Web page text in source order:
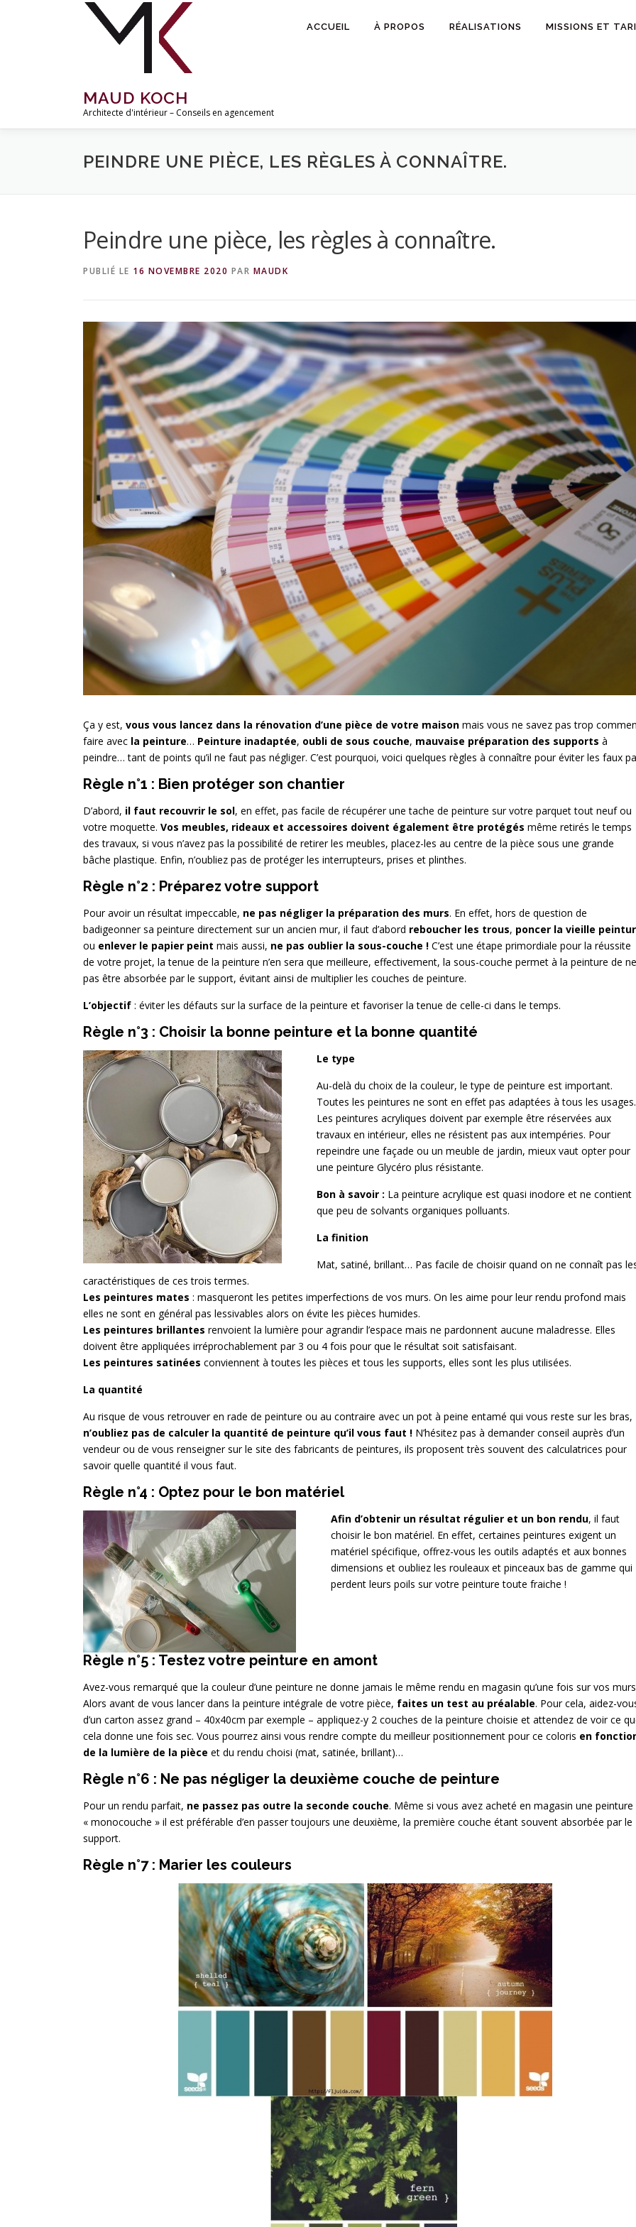
MAUD KOCH
Architecte d'intérieur – Conseils en agencement
ACCUEIL À PROPOS RÉALISATIONS MISSIONS ET
PEINDRE UNE PIÈCE, LES RÈGLES À CONNAÎTRE.
Peindre une pièce, les règles à connaître.
PUBLIÉ LE 16 NOVEMBRE 2020 PAR MAUDK
Ça y est, vous vous lancez dans la rénovation d’une pièce de votre maison mais vous ne savez pas trop
faire avec la peinture… Peinture inadaptée, oubli de sous couche, mauvaise préparation des supports à
peindre… tant de points qu’il ne faut pas négliger. C’est pourquoi, voici quelques règles à connaître pour éviter les faux
Règle n°1 : Bien protéger son chantier
D’abord, il faut recouvrir le sol, en effet, pas facile de récupérer une tache de peinture sur votre parquet tout neuf ou
votre moquette. Vos meubles, rideaux et accessoires doivent également être protégés même retirés le temps
des travaux, si vous n’avez pas la possibilité de retirer les meubles, placez-les au centre de la pièce sous une grande
bâche plastique. Enfin, n’oubliez pas de protéger les interrupteurs, prises et plinthes.
Règle n°2 : Préparez votre support
Pour avoir un résultat impeccable, ne pas négliger la préparation des murs. En effet, hors de question de
badigeonner sa peinture directement sur un ancien mur, il faut d’abord reboucher les trous, poncer la vieille
ou enlever le papier peint mais aussi, ne pas oublier la sous-couche ! C’est une étape primordiale pour la réussite
de votre projet, la tenue de la peinture n’en sera que meilleure, effectivement, la sous-couche permet à la peinture de ne
pas être absorbée par le support, évitant ainsi de multiplier les couches de peinture.
L’objectif : éviter les défauts sur la surface de la peinture et favoriser la tenue de celle-ci dans le temps.
Règle n°3 : Choisir la bonne peinture et la bonne quantité
Le type
Au-delà du choix de la couleur, le type de peinture est important.
Toutes les peintures ne sont en effet pas adaptées à tous les usages.
Les peintures acryliques doivent par exemple être réservées aux
travaux en intérieur, elles ne résistent pas aux intempéries. Pour
repeindre une façade ou un meuble de jardin, mieux vaut opter pour
une peinture Glycéro plus résistante.
Bon à savoir : La peinture acrylique est quasi inodore et ne contient
que peu de solvants organiques polluants.
La finition
Mat, satiné, brillant… Pas facile de choisir quand on ne connaît pas
caractéristiques de ces trois termes.
Les peintures mates : masqueront les petites imperfections de vos murs. On les aime pour leur rendu profond mais
elles ne sont en général pas lessivables alors on évite les pièces humides.
Les peintures brillantes renvoient la lumière pour agrandir l’espace mais ne pardonnent aucune maladresse. Elles
doivent être appliquées irréprochablement par 3 ou 4 fois pour que le résultat soit satisfaisant.
Les peintures satinées conviennent à toutes les pièces et tous les supports, elles sont les plus utilisées.
La quantité
Au risque de vous retrouver en rade de peinture ou au contraire avec un pot à peine entamé qui vous reste sur les bras,
n’oubliez pas de calculer la quantité de peinture qu’il vous faut ! N’hésitez pas à demander conseil auprès d’un
vendeur ou de vous renseigner sur le site des fabricants de peintures, ils proposent très souvent des calculatrices pour
savoir quelle quantité il vous faut.
Règle n°4 : Optez pour le bon matériel
Afin d’obtenir un résultat régulier et un bon rendu, il faut
choisir le bon matériel. En effet, certaines peintures exigent un
matériel spécifique, offrez-vous les outils adaptés et aux bonnes
dimensions et oubliez les rouleaux et pinceaux bas de gamme qui
perdent leurs poils sur votre peinture toute fraiche !
Règle n°5 : Testez votre peinture en amont
Avez-vous remarqué que la couleur d’une peinture ne donne jamais le même rendu en magasin qu’une fois sur vos
Alors avant de vous lancer dans la peinture intégrale de votre pièce, faites un test au préalable. Pour cela, aidez-
d’un carton assez grand – 40x40cm par exemple – appliquez-y 2 couches de la peinture choisie et attendez de voir ce
cela donne une fois sec. Vous pourrez ainsi vous rendre compte du meilleur positionnement pour ce coloris en
de la lumière de la pièce et du rendu choisi (mat, satinée, brillant)…
Règle n°6 : Ne pas négliger la deuxième couche de peinture
Pour un rendu parfait, ne passez pas outre la seconde couche. Même si vous avez acheté en magasin une peinture
« monocouche » il est préférable d’en passer toujours une deuxième, la première couche étant souvent absorbée par le
support.
Règle n°7 : Marier les couleurs